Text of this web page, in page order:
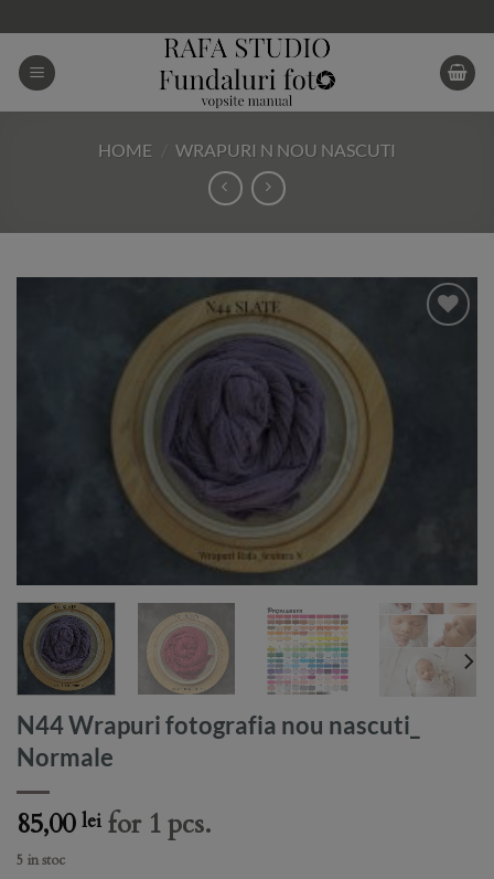
to
content
HOME WRAPURI N NOU NASCUTI
N44 Wrapuri fotografia nou nascuti_
Normale
85,00 lei for 1 pcs.
5 in stoc